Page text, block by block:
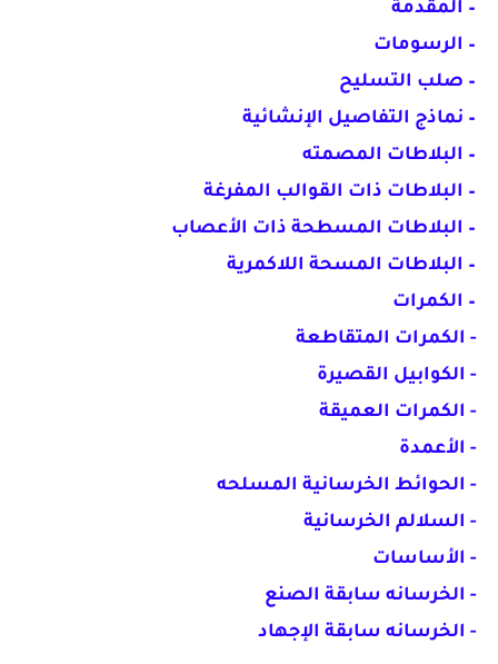
– المقدمة
– الرسومات
– صلب التسليح
– نماذج التفاصيل الإنشائية
– البلاطات المصمته
– البلاطات ذات القوالب المفرغة
– البلاطات المسطحة ذات الأعصاب
– البلاطات المسحة اللاكمرية
– الكمرات
- الكمرات المتقاطعة
- الكوابيل القصيرة
- الكمرات العميقة
- الأعمدة
- الحوائط الخرسانية المسلحه
- السلالم الخرسانية
- الأساسات
- الخرسانه سابقة الصنع
- الخرسانه سابقة الإجهاد